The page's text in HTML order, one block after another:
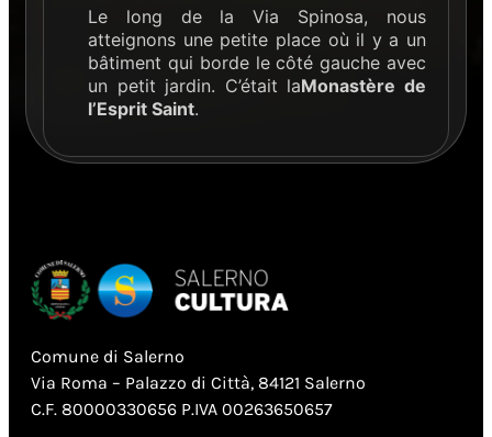
Le long de la Via Spinosa, nous
atteignons une petite place où il y a un
bâtiment qui borde le côté gauche avec
un petit jardin. C’était laMonastère de
l’Esprit Saint.
Comune di Salerno
Via Roma – Palazzo di Città, 84121 Salerno
C.F. 80000330656 P.IVA 00263650657